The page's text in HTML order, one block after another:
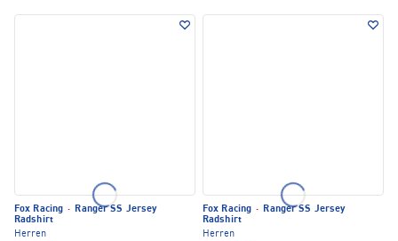
Fox Racing · Ranger SS Jersey
Radshirt
Herren
Fox Racing · Ranger SS Jersey
Radshirt
Herren